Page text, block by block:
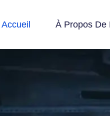
Accueil À Propos De